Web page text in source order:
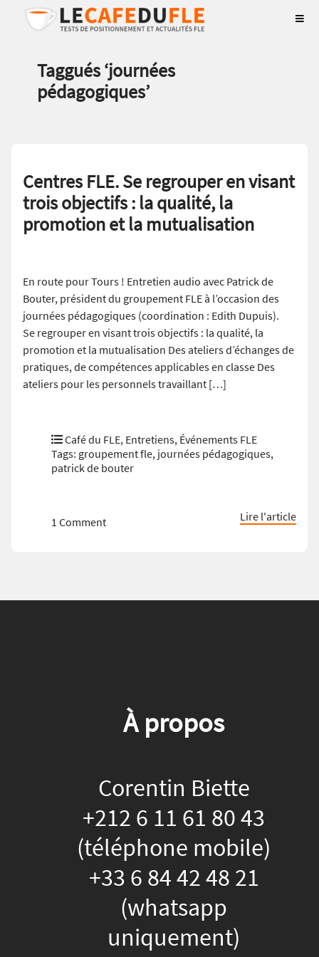
Taggués ‘journées
pédagogiques’
Centres FLE. Se regrouper en visant
trois objectifs : la qualité, la
promotion et la mutualisation
En route pour Tours ! Entretien audio avec Patrick de
Bouter, président du groupement FLE à l’occasion des
journées pédagogiques (coordination : Edith Dupuis).
Se regrouper en visant trois objectifs : la qualité, la
promotion et la mutualisation Des ateliers d’échanges de
pratiques, de compétences applicables en classe Des
ateliers pour les personnels travaillant […]
Café du FLE, Entretiens, Événements FLE
Tags: groupement fle, journées pédagogiques,
patrick de bouter
1 Comment Lire l'article
À propos
Corentin Biette
+212 6 11 61 80 43
(téléphone mobile)
+33 6 84 42 48 21
(whatsapp
uniquement)